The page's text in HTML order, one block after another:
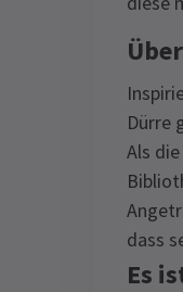
Dürre
Als
dass
Es